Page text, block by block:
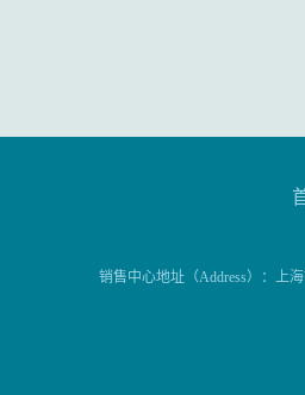
销售中心地址（Address）：上